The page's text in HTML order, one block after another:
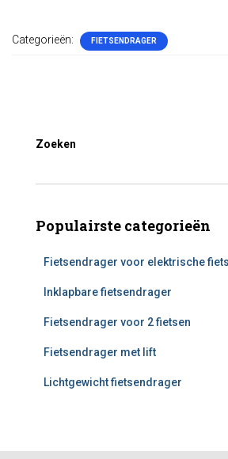
Categorieën: FIETSENDRAGER
Zoeken
Populairste categorieën
Fietsendrager voor elektrische
Inklapbare fietsendrager
Fietsendrager voor 2 fietsen
Fietsendrager met lift
Lichtgewicht fietsendrager